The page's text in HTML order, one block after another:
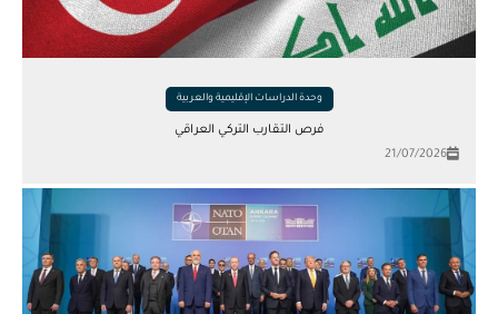
وحدة الدراسات الإقليمية والعربية
فرص التقارب التركي العراقي
21/07/2026